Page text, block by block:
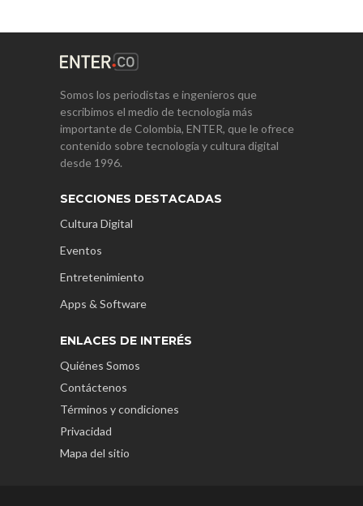
Somos los periodistas e ingenieros que
escribimos el medio de tecnología más
importante de Colombia, ENTER, que le ofrece
contenido sobre tecnología y cultura digital
desde 1996.
SECCIONES DESTACADAS
Cultura Digital
Eventos
Entretenimiento
Apps & Software
ENLACES DE INTERÉS
Quiénes Somos
Contáctenos
Términos y condiciones
Privacidad
Mapa del sitio